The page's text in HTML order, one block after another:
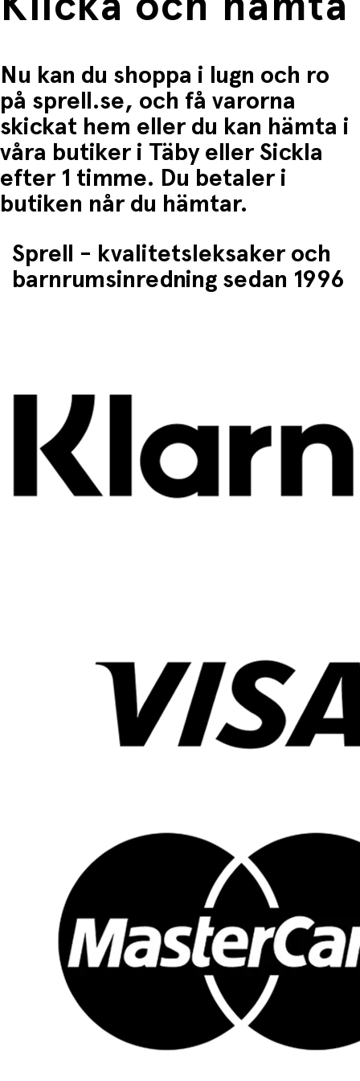
• Rekommenderad ålder: Från 12 månader
Nu kan du shoppa i lugn och ro
på sprell.se, och få varorna
skickat hem eller du kan hämta i
våra butiker i Täby eller Sickla
efter 1 timme. Du betaler i
butiken når du hämtar.
Sprell - kvalitetsleksaker och
barnrumsinredning sedan 1996